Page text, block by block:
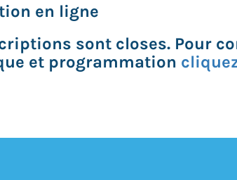
en ligne
sont closes. Pour
et programmation